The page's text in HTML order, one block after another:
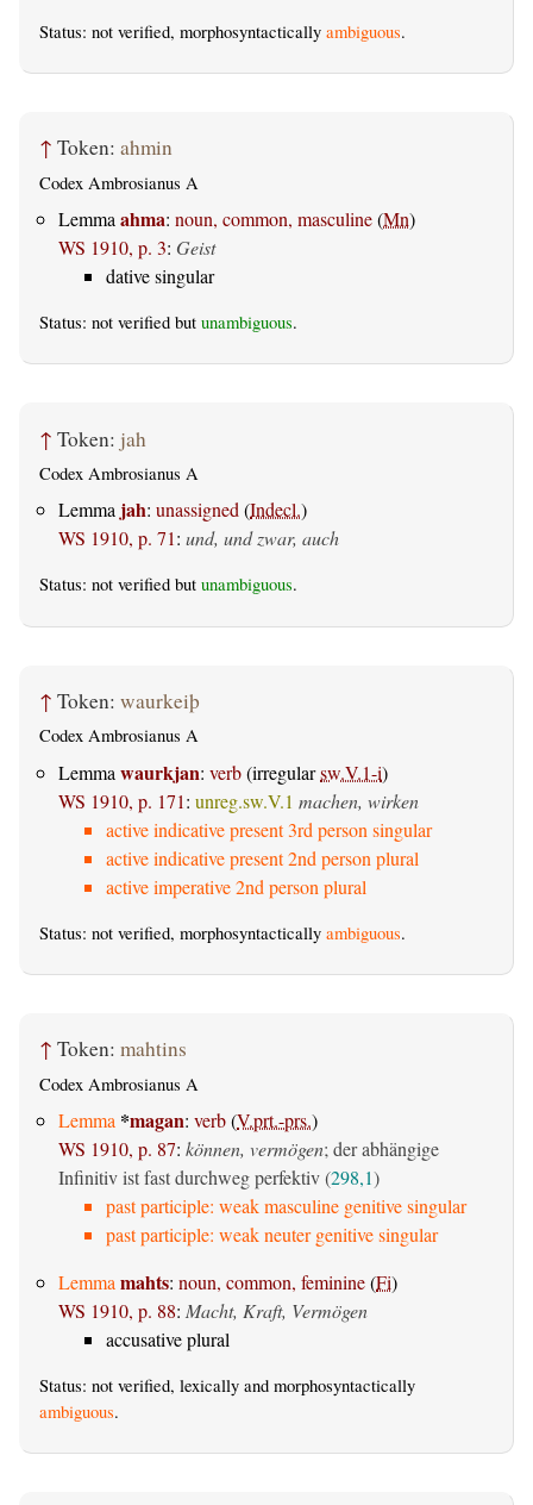
Status: not verified, morphosyntactically ambiguous.
↑ Token: ahmin
Codex Ambrosianus A
Lemma ahma: noun, common, masculine(Mn)
WS 1910, p. 3: Geist
dative singular
Status: not verified but unambiguous.
↑ Token: jah
Codex Ambrosianus A
Lemma jah: unassigned(Indecl.)
WS 1910, p. 71: und, und zwar, auch
Status: not verified but unambiguous.
↑ Token: waurkeiþ
Codex Ambrosianus A
Lemma waurkjan: verb(irregularsw.V.1-i)
WS 1910, p. 171: unreg.sw.V.1 machen, wirken
active indicative present 3rd person singular
active indicative present 2nd person plural
active imperative 2nd person plural
Status: not verified, morphosyntactically ambiguous.
↑ Token: mahtins
Codex Ambrosianus A
Lemma *magan: verb(V.prt.-prs.)
WS 1910, p. 87: können, vermögen; der abhängige
Infinitiv ist fast durchweg perfektiv (298,1)
past participle: weak masculine genitive singular
past participle: weak neuter genitive singular
Lemma mahts: noun, common, feminine(Fi)
WS 1910, p. 88: Macht, Kraft, Vermögen
accusative plural
Status: not verified, lexically and morphosyntactically
ambiguous.